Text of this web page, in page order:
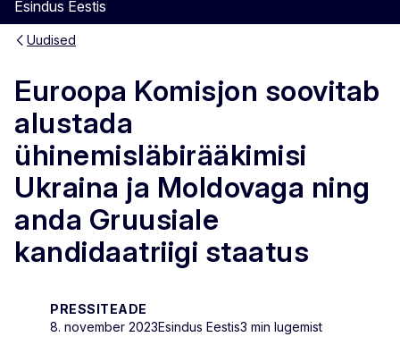
Esindus Eestis
Uudised
Euroopa Komisjon soovitab
alustada
ühinemisläbirääkimisi
Ukraina ja Moldovaga ning
anda Gruusiale
kandidaatriigi staatus
PRESSITEADE
8. november 2023Esindus Eestis3 min lugemist